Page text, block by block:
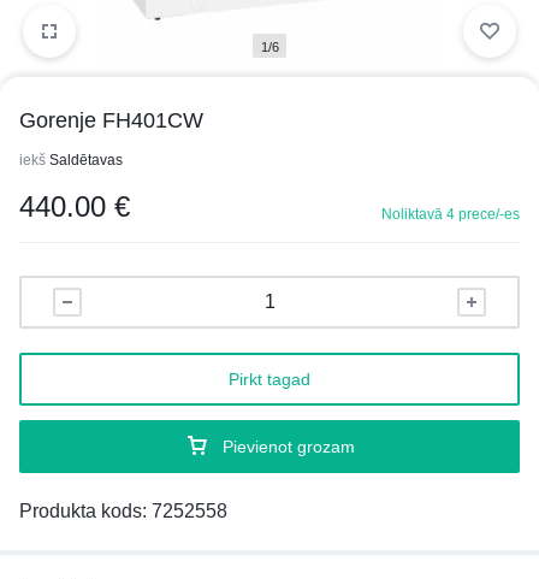
1/6
Gorenje FH401CW
iekš Saldētavas
440.00 € Noliktavā 4 prece/-es
Pievienot grozam
Pirkt tagad
Produkta kods: 7252558